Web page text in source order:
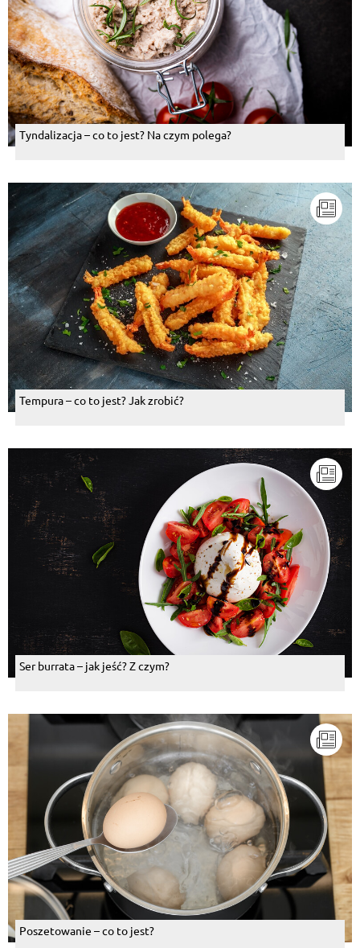
Tyndalizacja – co to jest? Na czym polega?
Tempura – co to jest? Jak zrobić?
Ser burrata – jak jeść? Z czym?
Poszetowanie – co to jest?